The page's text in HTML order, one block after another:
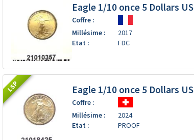
Eagle 1/10 once 5 Dollars US
Coffre :
Millésime :
2017
Etat :
FDC
LSP Eagle 1/10 once 5 Dollars US
Coffre :
Millésime :
2024
Etat :
PROOF